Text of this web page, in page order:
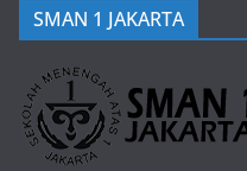
SMAN 1 JAKARTA